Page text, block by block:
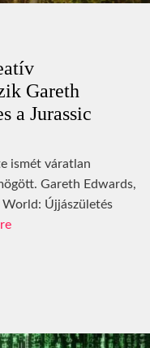
Gareth
a Jurassic
ismét váratlan
Gareth Edwards,
Újjászületés